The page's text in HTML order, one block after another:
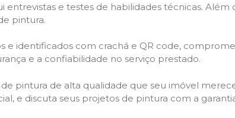
entrevistas e testes de habilidades técnicas.
pintura.
e identificados com crachá e QR code,
e a confiabilidade no serviço prestado.
pintura de alta qualidade que seu imóvel
e discuta seus projetos de pintura com a